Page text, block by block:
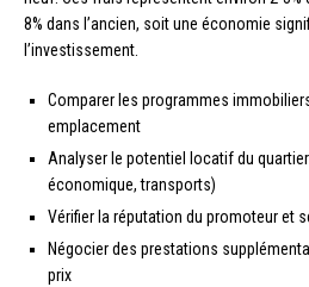
8% dans l’ancien, soit une économie
l’investissement.
Comparer les programmes
emplacement
Analyser le potentiel locatif du
économique, transports)
Vérifier la réputation du promoteur et
Négocier des prestations
prix